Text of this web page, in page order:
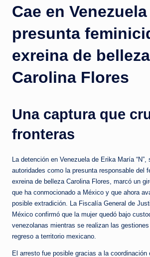
a
s
a
i
s
t
n
t
e
Cae en
presunta
exreina de belleza
Carolina Flores
Una captura que
fronteras
La detención en Venezuela de Erika María “N”,
autoridades como la presunta responsable del
exreina de belleza Carolina Flores, marcó un
que ha conmocionado a México y que ahora
posible extradición. La Fiscalía General de
México confirmó que la mujer quedó bajo
venezolanas mientras se realizan las
regreso a territorio mexicano.
El arresto fue posible gracias a la